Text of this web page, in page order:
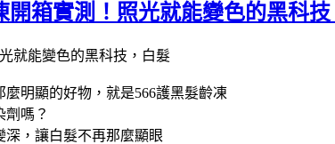
開箱實測！照光就能變色的黑科
明顯的好物，就是566護黑髮齡凍
嗎？
，讓白髮不再那麼顯眼